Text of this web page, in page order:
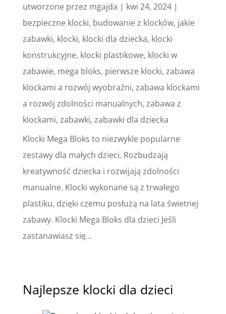
utworzone przez mgajda | kwi 24, 2024|
bezpieczne klocki, budowanie z klocków, jakie
zabawki, klocki, klocki dla dziecka, klocki
konstrukcyjne, klocki plastikowe, klocki w
zabawie, mega bloks, pierwsze klocki, zabawa
klockami a rozwój wyobraźni, zabawa klockami
a rozwój zdolności manualnych, zabawa z
klockami, zabawki, zabawki dla dziecka
Klocki Mega Bloks to niezwykle popularne
zestawy dla małych dzieci. Rozbudzają
kreatywność dziecka i rozwijają zdolności
manualne. Klocki wykonane są z trwałego
plastiku, dzięki czemu posłużą na lata świetnej
zabawy. Klocki Mega Bloks dla dzieci Jeśli
zastanawiasz się...
Najlepsze klocki dla dzieci